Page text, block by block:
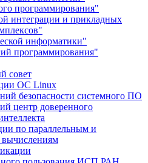
программирования"
интеграции и прикладных
информатики"
программирования"
совет
ОС Linux
безопасности системного ПО
центр доверенного
по параллельным и